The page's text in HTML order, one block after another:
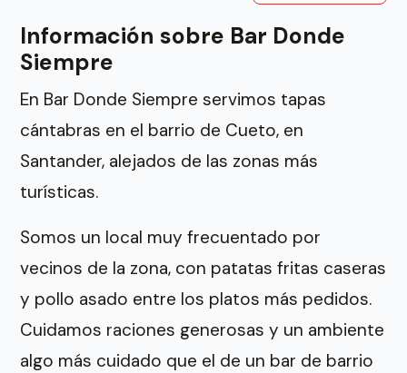
Información sobre Bar Donde
Siempre
En Bar Donde Siempre servimos tapas
cántabras en el barrio de Cueto, en
Santander, alejados de las zonas más
turísticas.
Somos un local muy frecuentado por
vecinos de la zona, con patatas fritas caseras
y pollo asado entre los platos más pedidos.
Cuidamos raciones generosas y un ambiente
algo más cuidado que el de un bar de barrio